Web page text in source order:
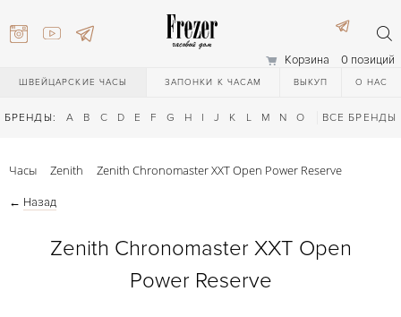
Корзина 0 позиций
ШВЕЙЦАРСКИЕ ЧАСЫ ЗАПОНКИ К ЧАСАМ ВЫКУП О НАС
БРЕНДЫ: A B C D E F G H I J K L M N O Q R S T
ВСЕ БРЕНДЫ
Часы Zenith Zenith Chronomaster XXT Open Power Reserve
← Назад
Zenith Chronomaster XXT Open
Power Reserve